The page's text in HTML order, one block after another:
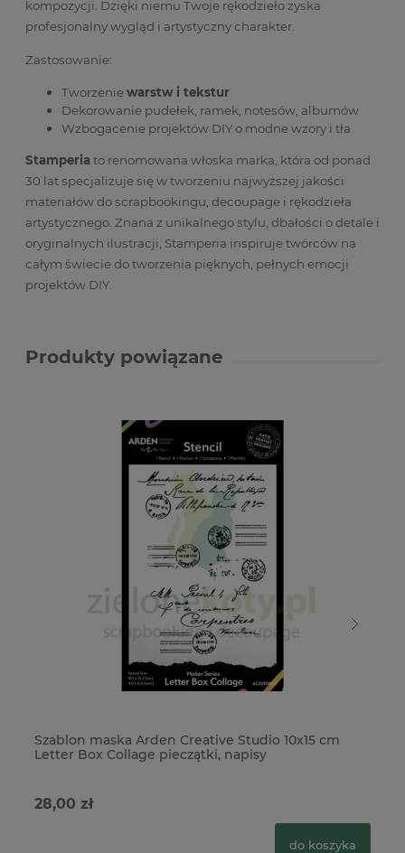
kompozycji. Dzięki niemu Twoje rękodzieło zyska
profesjonalny wygląd i artystyczny charakter.
Zastosowanie:
Tworzeniewarstw i tekstur
Dekorowanie pudełek, ramek, notesów, albumów
Wzbogacenie projektów DIY o modne wzory i tła
Stamperia to renomowana włoska marka, która od ponad
30 lat specjalizuje się w tworzeniu najwyższej jakości
materiałów do scrapbookingu, decoupage i rękodzieła
artystycznego. Znana z unikalnego stylu, dbałości o detale i
oryginalnych ilustracji, Stamperia inspiruje twórców na
całym świecie do tworzenia pięknych, pełnych emocji
projektów DIY.
Produkty powiązane
Szablon maska Arden Creative Studio 10x15 cm
Letter Box Collage pieczątki, napisy
28,00 zł
do koszyka